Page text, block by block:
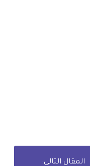
المقال التالي: